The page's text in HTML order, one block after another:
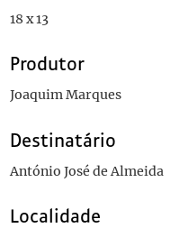
18 x 13
Produtor
Joaquim Marques
Destinatário
António José de Almeida
Localidade